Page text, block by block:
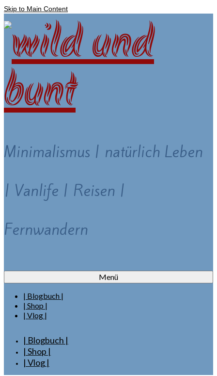
Skip to Main Content
Minimalismus | natürlich Leben
| Vanlife | Reisen |
Fernwandern
Menü
| Blogbuch |
| Shop |
| Vlog |
| Blogbuch |
| Shop |
| Vlog |